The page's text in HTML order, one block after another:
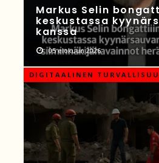
Markus Selin
keskustassa
kanssa
05 elokuun 2026
DIGITAALINEN